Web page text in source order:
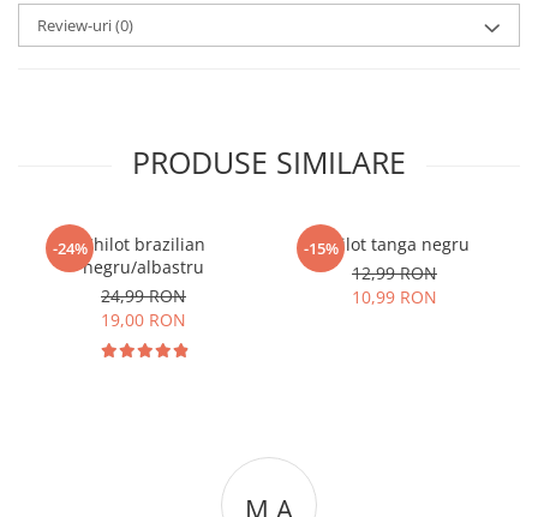
Review-uri(0)
PRODUSE SIMILARE
-24%Chilot brazilian
negru/albastru
24,99 RON
19,00 RON
-15%Chilot tanga negru
12,99 RON
10,99 RON
M A